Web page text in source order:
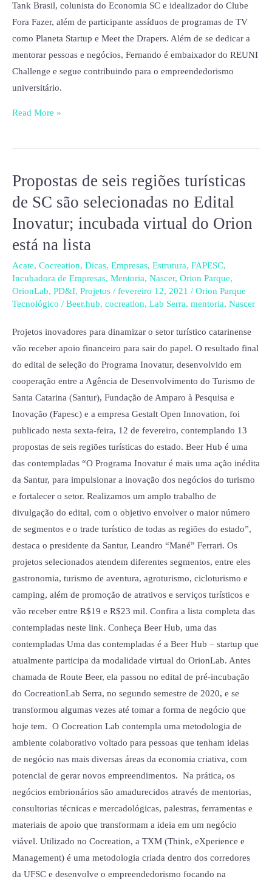
Tank Brasil, colunista do Economia SC e idealizador do Clube
Fora Fazer, além de participante assíduos de programas de TV
como Planeta Startup e Meet the Drapers. Além de se dedicar a
mentorar pessoas e negócios, Fernando é embaixador do REUNI
Challenge e segue contribuindo para o empreendedorismo
universitário.
Read More »
Propostas de seis regiões turísticas
de SC são selecionadas no Edital
Inovatur; incubada virtual do Orion
está na lista
Acate, Cocreation, Dicas, Empresas, Estrutura, FAPESC,
Incubadora de Empresas, Mentoria, Nascer, Orion Parque,
OrionLab, PD&I, Projetos / fevereiro 12, 2021 / Orion Parque
Tecnológico / Beer.hub, cocreation, Lab Serra, mentoria, Nascer
Projetos inovadores para dinamizar o setor turístico catarinense
vão receber apoio financeiro para sair do papel. O resultado final
do edital de seleção do Programa Inovatur, desenvolvido em
cooperação entre a Agência de Desenvolvimento do Turismo de
Santa Catarina (Santur), Fundação de Amparo à Pesquisa e
Inovação (Fapesc) e a empresa Gestalt Open Innovation, foi
publicado nesta sexta-feira, 12 de fevereiro, contemplando 13
propostas de seis regiões turísticas do estado. Beer Hub é uma
das contempladas “O Programa Inovatur é mais uma ação inédita
da Santur, para impulsionar a inovação dos negócios do turismo
e fortalecer o setor. Realizamos um amplo trabalho de
divulgação do edital, com o objetivo envolver o maior número
de segmentos e o trade turístico de todas as regiões do estado”,
destaca o presidente da Santur, Leandro “Mané” Ferrari. Os
projetos selecionados atendem diferentes segmentos, entre eles
gastronomia, turismo de aventura, agroturismo, cicloturismo e
camping, além de promoção de atrativos e serviços turísticos e
vão receber entre R$19 e R$23 mil. Confira a lista completa das
contempladas neste link. Conheça Beer Hub, uma das
contempladas Uma das contempladas é a Beer Hub – startup que
atualmente participa da modalidade virtual do OrionLab. Antes
chamada de Route Beer, ela passou no edital de pré-incubação
do CocreationLab Serra, no segundo semestre de 2020, e se
transformou algumas vezes até tomar a forma de negócio que
hoje tem. O Cocreation Lab contempla uma metodologia de
ambiente colaborativo voltado para pessoas que tenham ideias
de negócio nas mais diversas áreas da economia criativa, com
potencial de gerar novos empreendimentos. Na prática, os
negócios embrionários são amadurecidos através de mentorias,
consultorias técnicas e mercadológicas, palestras, ferramentas e
materiais de apoio que transformam a ideia em um negócio
viável. Utilizado no Cocreation, a TXM (Think, eXperience e
Management) é uma metodologia criada dentro dos corredores
da UFSC e desenvolve o empreendedorismo focando na
Propostas
de
seis
regiões
turísticas
de
SC
são
selecionadas